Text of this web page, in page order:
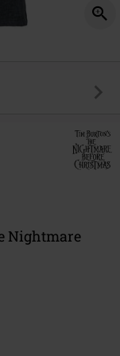
Nightmare